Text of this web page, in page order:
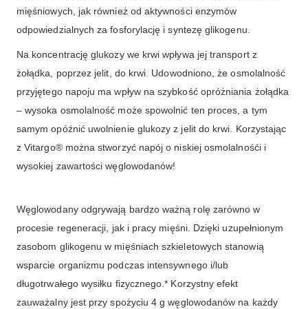
mięśniowych, jak również od aktywności enzymów
odpowiedzialnych za fosforylację i syntezę glikogenu.
Na koncentrację glukozy we krwi wpływa jej transport z
żołądka, poprzez jelit, do krwi. Udowodniono, że osmolalność
przyjętego napoju ma wpływ na szybkość opróżniania żołądka
– wysoka osmolalność może spowolnić ten proces, a tym
samym opóźnić uwolnienie glukozy z jelit do krwi. Korzystając
z Vitargo® można stworzyć napój o niskiej osmolalnośći i
wysokiej zawartości węglowodanów!
Węglowodany odgrywają bardzo ważną rolę zarówno w
procesie regeneracji, jak i pracy mięśni. Dzięki uzupełnionym
zasobom glikogenu w mięśniach szkieletowych stanowią
wsparcie organizmu podczas intensywnego i/lub
długotrwałego wysiłku fizycznego.* Korzystny efekt
zauważalny jest przy spożyciu 4 g węglowodanów na każdy